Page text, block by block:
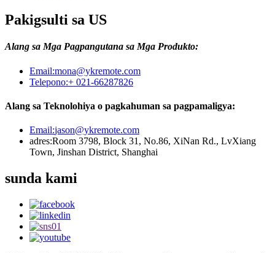
Pakigsulti sa US
Alang sa Mga Pagpangutana sa Mga Produkto:
Email:mona@ykremote.com
Telepono:+ 021-66287826
Alang sa Teknolohiya o pagkahuman sa pagpamaligya:
Email:jason@ykremote.com
adres:Room 3798, Block 31, No.86, XiNan Rd., LvXiang
Town, Jinshan District, Shanghai
sunda kami